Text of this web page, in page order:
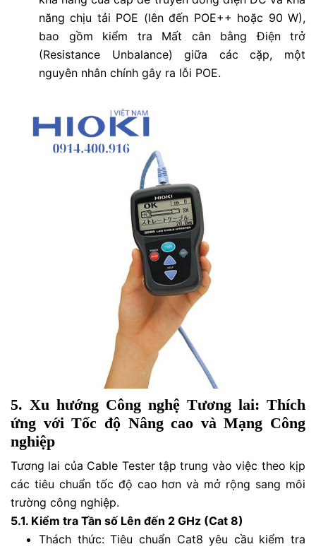
năng chịu tải POE (lên đến POE++ hoặc 90 W),
bao gồm kiểm tra Mất cân bằng Điện trở
(Resistance Unbalance) giữa các cặp, một
nguyên nhân chính gây ra lỗi POE.
5. Xu hướng Công nghệ Tương lai: Thích
ứng với Tốc độ Nâng cao và Mạng Công
nghiệp
Tương lai của Cable Tester tập trung vào việc theo kịp
các tiêu chuẩn tốc độ cao hơn và mở rộng sang môi
trường công nghiệp.
5.1. Kiểm tra Tần số Lên đến 2 GHz (Cat 8)
Thách thức: Tiêu chuẩn Cat8 yêu cầu kiểm tra